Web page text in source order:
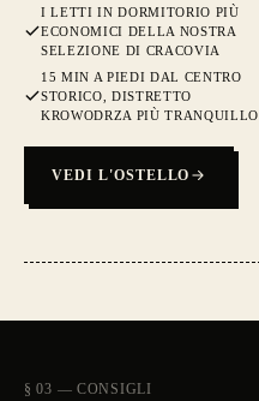
I LETTI IN DORMITORIO PIÙ
ECONOMICI DELLA NOSTRA
SELEZIONE DI CRACOVIA
15 MIN A PIEDI DAL CENTRO
STORICO, DISTRETTO
KROWODRZA PIÙ TRANQUILLO
VEDI L'OSTELLO
§ 03 — CONSIGLI